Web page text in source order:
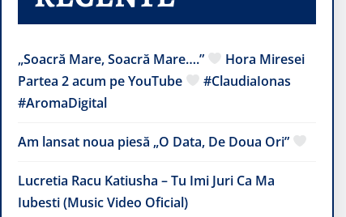
„Soacră Mare, Soacră Mare….”
Hora Miresei
Partea 2 acum pe YouTube
#ClaudiaIonas
#AromaDigital
Am lansat noua piesă „O Data, De Doua Ori”
Lucretia Racu Katiusha – Tu Imi Juri Ca Ma
Iubesti (Music Video Oficial)